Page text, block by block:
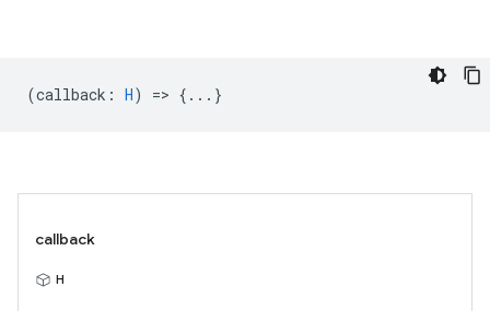
(callback : H) => {...}
callback
H